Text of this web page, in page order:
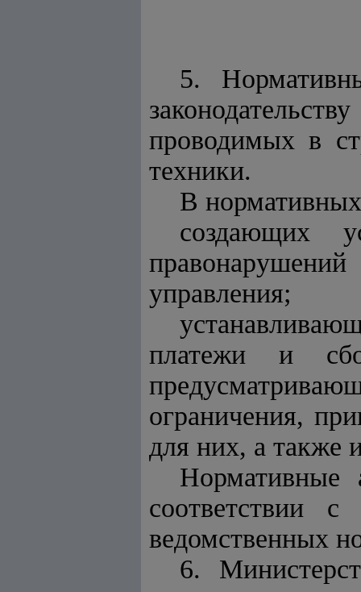
5.
проводимых в
техники.
В
создающих
управления;
платежи и
ограничения,
для них, а также
соответствии
ведомственных
6.